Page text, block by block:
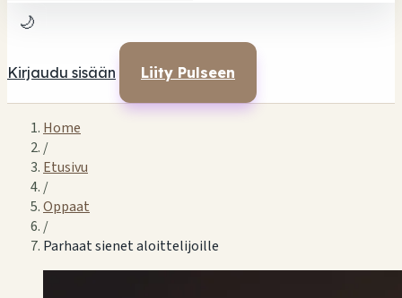
🌙
Kirjaudu sisään Liity Pulseen
Home
/
Etusivu
/
Oppaat
/
Parhaat sienet aloittelijoille